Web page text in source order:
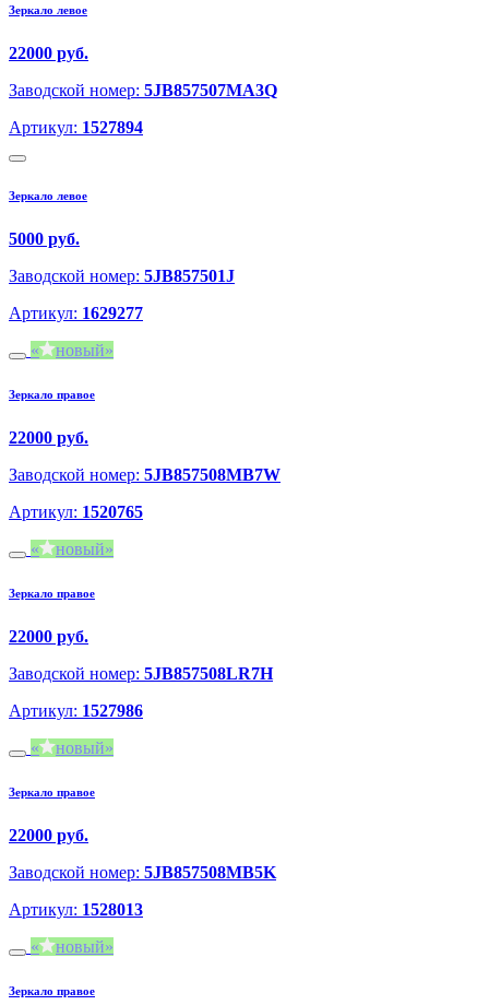
Зеркало левое
22000 руб.
Заводской номер: 5JB857507MA3Q
Артикул: 1527894
Зеркало левое
5000 руб.
Заводской номер: 5JB857501J
Артикул: 1629277
новый
Зеркало правое
22000 руб.
Заводской номер: 5JB857508MB7W
Артикул: 1520765
новый
Зеркало правое
22000 руб.
Заводской номер: 5JB857508LR7H
Артикул: 1527986
новый
Зеркало правое
22000 руб.
Заводской номер: 5JB857508MB5K
Артикул: 1528013
новый
Зеркало правое